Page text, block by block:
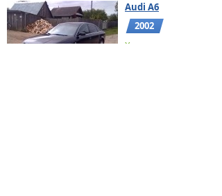
Audi A6
2002
Хорошее состояние